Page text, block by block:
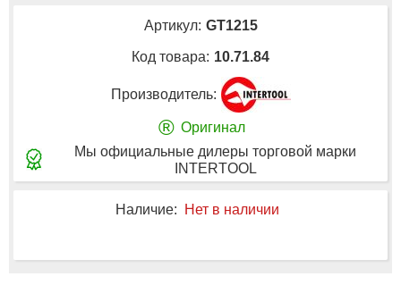
Артикул: GT1215
Код товара: 10.71.84
Производитель:
® Оригинал
Мы официальные дилеры торговой марки
INTERTOOL
Наличие: Нет в наличии